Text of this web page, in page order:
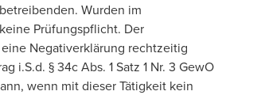
Wurden im
Prüfungspflicht. Der
Negativerklärung rechtzeitig
§ 34c Abs. 1 Satz 1 Nr. 3 GewO
wenn mit dieser Tätigkeit kein